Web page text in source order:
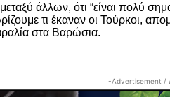
άλλων, ότι “είναι πολύ
τι έκαναν οι Τούρκοι,
στα Βαρώσια.
-Advertisement /